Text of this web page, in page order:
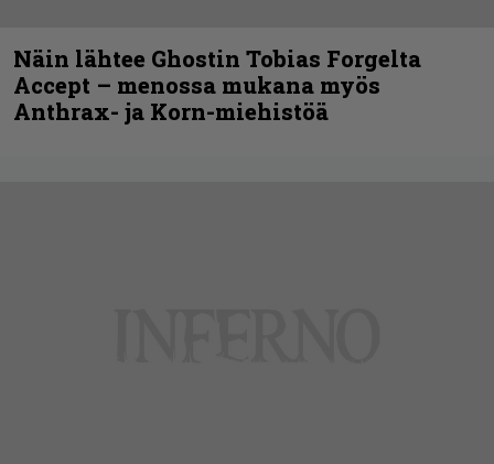
Näin lähtee Ghostin Tobias Forgelta
Accept – menossa mukana myös
Anthrax- ja Korn-miehistöä